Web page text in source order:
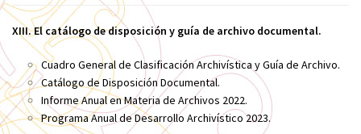
XIII. El catálogo de disposición y guía de archivo documental.
Cuadro General de Clasificación Archivística y Guía de Archivo.
Catálogo de Disposición Documental.
Informe Anual en Materia de Archivos 2022.
Programa Anual de Desarrollo Archivístico 2023.